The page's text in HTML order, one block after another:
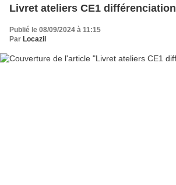
Livret ateliers CE1 différenciation
Publié le 08/09/2024 à 11:15
Par Locazil